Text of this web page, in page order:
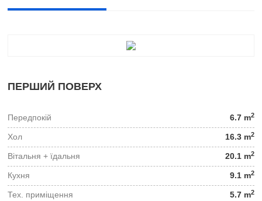
ПЕРШИЙ ПОВЕРХ
Передпокій 6.7 m2
Хол 16.3 m2
Вітальня + їдальня 20.1 m2
Кухня 9.1 m2
Тех. приміщення 5.7 m2